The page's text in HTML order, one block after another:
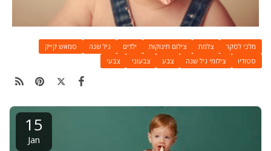
מלכי לסקר צלמת צילום תינוקות ילדים גיל שנה
סמאש קייק
סטודיו
צילומי גיל שנה צבע צבעוני צבעי
15
Jan